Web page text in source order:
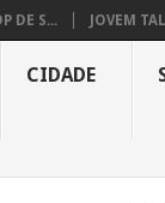
DE S... JOVEM
CIDADE